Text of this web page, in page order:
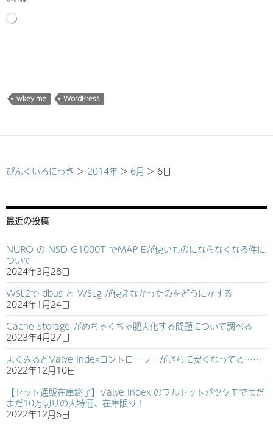
読
wkey.me WordPress
ぴんくいろにっき > 2014年 > 6月 > 6日
最近の投稿
NURO の NSD-G1000T でMAP-Eが使いものにならなくなる件に
ついて
2024年3月28日
WSL2で dbus と WSLg が使えなかったのをどうにかする
2024年1月24日
Cache Storage がめちゃくちゃ肥大化する問題について調べる
2023年4月27日
よくみるとValve Indexコントローラーがさらに安くなってる……
2022年12月10日
【セット通販在庫終了】Valve Index のフルセットがツクモでまだ
まだ10万切りの大特価、在庫限り！
2022年12月6日